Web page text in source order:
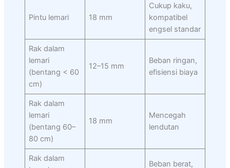
Pintu lemari 18 mm
Cukup kaku,
kompatibel
engsel standar
Rak dalam
lemari
(bentang < 60
cm)
12–15 mm
Beban ringan,
efisiensi biaya
Rak dalam
lemari
(bentang 60–
80 cm)
18 mm
Mencegah
lendutan
Rak dalam
Beban berat,